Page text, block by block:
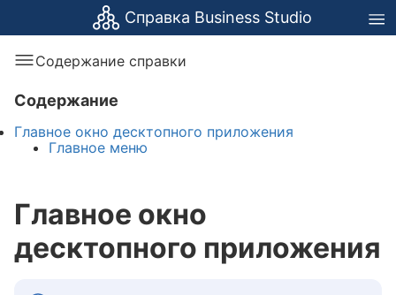
Справка Business Studio
Содержание справки
Главное окно
десктопного приложения
Содержание
Главное окно десктопного приложения
Главное меню